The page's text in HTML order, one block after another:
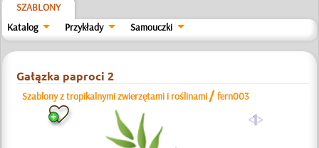
SZABLONY
Katalog
Przykłady Samouczki
Gałązka paproci 2
Szablony z tropikalnymi zwierzętami i roślinami /fern003
a